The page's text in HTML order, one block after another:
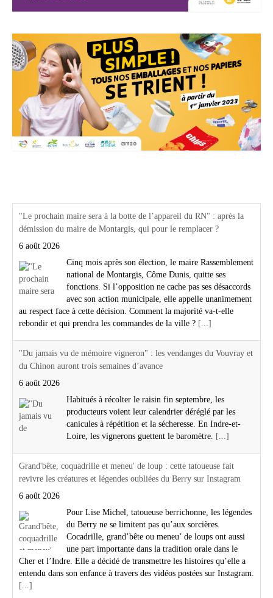
"Le prochain maire sera à la botte de l’appareil du RN" : après la
démission du maire de Montargis, qui pour le remplacer ?
6 août 2026
Cinq mois après son élection, le maire Rassemblement
national de Montargis, Côme Dunis, quitte ses
fonctions. Si l’opposition ne cache pas ses désaccords
avec son action municipale, elle appelle unanimement
au respect face à cette décision. Comment la majorité va-t-elle
rebondir et qui prendra les commandes de la ville ? [...]
"Du jamais vu de mémoire vigneron" : les vendanges du Vouvray et
du Chinon auront trois semaines d’avance
6 août 2026
Habitués à récolter le raisin fin septembre, les
producteurs voient leur calendrier déréglé par les
canicules à répétition et la sécheresse. En Indre-et-
Loire, les vignerons guettent le baromètre. [...]
Grand'bête, coquadrille et meneu' de loup : cette tatoueuse fait
revivre les créatures et légendes oubliées du Berry sur Instagram
6 août 2026
Pour Lise Michel, tatoueuse berrichonne, les légendes
du Berry ne se limitent pas qu’aux sorcières.
Cocadrille, grand’bête ou meneu’ de loups ont aussi
une part importante dans la tradition orale dans le
Cher et l’Indre. Elle a décidé de transmettre les histoires qu’elle a
entendu dans son enfance à travers des vidéos postées sur Instagram.
[...]